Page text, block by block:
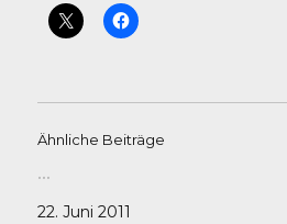
Ähnliche Beiträge
…
22. Juni 2011